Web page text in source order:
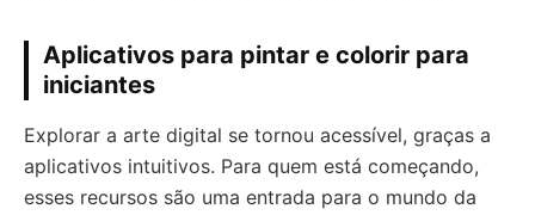
Aplicativos para pintar e colorir para
iniciantes
Explorar a arte digital se tornou acessível, graças a
aplicativos intuitivos. Para quem está começando,
esses recursos são uma entrada para o mundo da